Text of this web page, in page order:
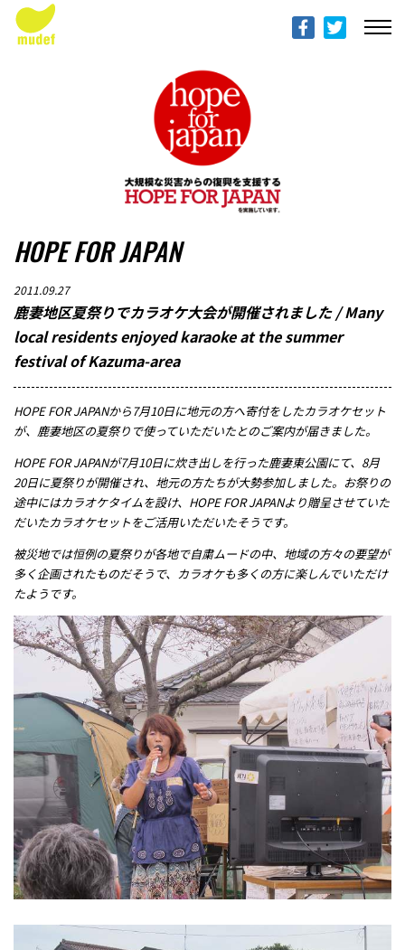
ABOUT mudef（Rhythmedia Foundation）
PROFILES
団体概要
PROJECTS & ACTITIVIES
プロジェクト
DONATION
PROGRESS REPORTS
活動報告
MESSAGE
メッセージ
HOPE FOR JAPAN
2011.09.27
鹿妻地区夏祭りでカラオケ大会が開催されました / Many
local residents enjoyed karaoke at the summer
festival of Kazuma-area
HOPE FOR JAPANから7月10日に地元の方へ寄付をしたカラオケセット
が、 鹿妻地区の夏祭りで使っていただいたとのご案内が届きました。
HOPE FOR JAPANが7月10日に炊き出しを行った鹿妻東公園にて、8月
20日に夏祭りが開催され、地元の方たちが大勢参加しました。お祭りの
途中にはカラオケタイムを設け、HOPE FOR JAPANより贈呈させていた
だいたカラオケセットをご活用いただいたそうです。
被災地では恒例の夏祭りが各地で自粛ムードの中、地域の方々の要望が
多く企画されたものだそうで、カラオケも多くの方に楽しんでいただけ
たようです。